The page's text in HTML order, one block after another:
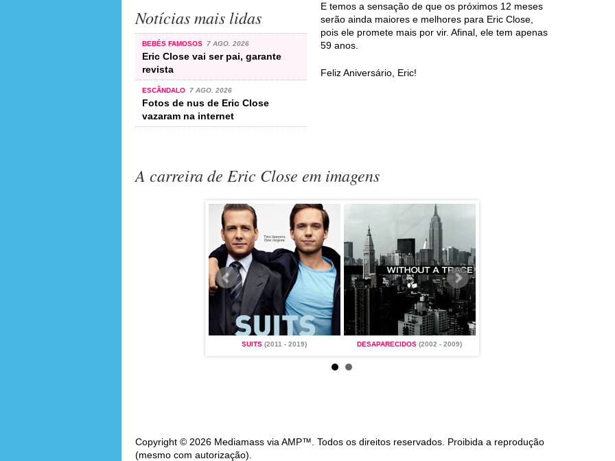
Notícias mais lidas
BEBÉS FAMOSOS 7 AGO. 2026
Eric Close vai ser pai, garante
revista
ESCÂNDALO 7 AGO. 2026
Fotos de nus de Eric Close
vazaram na internet
E temos a sensação de que os próximos 12 meses
serão ainda maiores e melhores para Eric Close,
pois ele promete mais por vir. Afinal, ele tem apenas
59 anos.
Feliz Aniversário, Eric!
A carreira de Eric Close em imagens
SUITS (2011 - 2019) DESAPARECIDOS (2002 - 2009)
Copyright © 2026 Mediamass via AMP™. Todos os direitos reservados. Proibida a reprodução
(mesmo com autorização).